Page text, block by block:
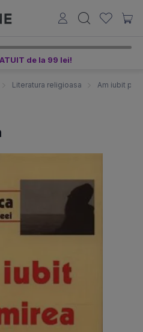
de la 99 lei!
Literatura religioasa Am iubit